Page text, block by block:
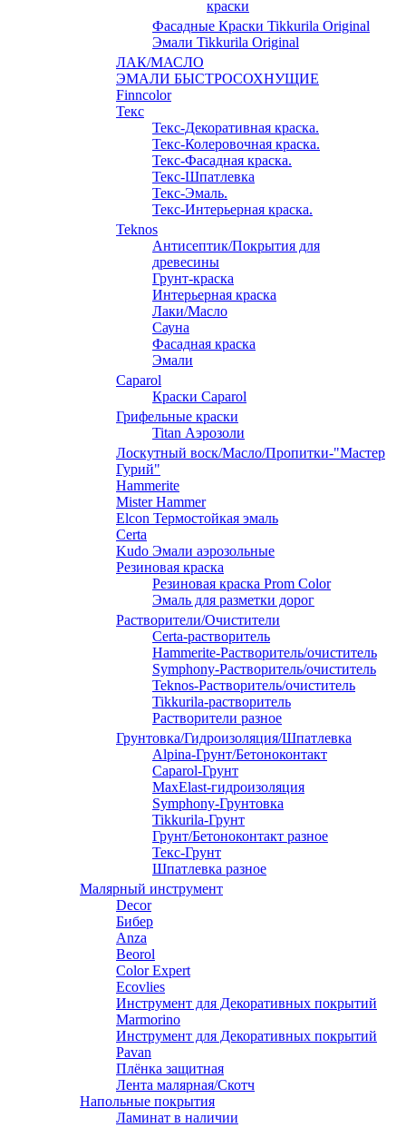
краски
Фасадные Краски Tikkurila Original
Эмали Tikkurila Original
ЛАК/МАСЛО
ЭМАЛИ БЫСТРОСОХНУЩИЕ
Finncolor
Текс
Текс-Декоративная краска.
Текс-Колеровочная краска.
Текс-Фасадная краска.
Текс-Шпатлевка
Текс-Эмаль.
Текс-Интерьерная краска.
Teknos
Антисептик/Покрытия для
древесины
Грунт-краска
Интерьерная краска
Лаки/Масло
Сауна
Фасадная краска
Эмали
Caparol
Краски Caparol
Грифельные краски
Titan Аэрозоли
Лоскутный воск/Масло/Пропитки-"Мастер
Гурий"
Hammerite
Mister Hammer
Elcon Термостойкая эмаль
Certa
Kudo Эмали аэрозольные
Резиновая краска
Резиновая краска Prom Color
Эмаль для разметки дорог
Растворители/Очистители
Certa-растворитель
Hammerite-Растворитель/очиститель
Symphony-Растворитель/очиститель
Teknos-Растворитель/очиститель
Tikkurila-растворитель
Растворители разное
Грунтовка/Гидроизоляция/Шпатлевка
Alpina-Грунт/Бетоноконтакт
Caparol-Грунт
MaxElast-гидроизоляция
Symphony-Грунтовка
Tikkurila-Грунт
Грунт/Бетоноконтакт разное
Текс-Грунт
Шпатлевка разное
Малярный инструмент
Decor
Бибер
Anza
Beorol
Color Expert
Ecovlies
Инструмент для Декоративных покрытий
Marmorino
Инструмент для Декоративных покрытий
Pavan
Плёнка защитная
Лента малярная/Скотч
Напольные покрытия
Ламинат в наличии